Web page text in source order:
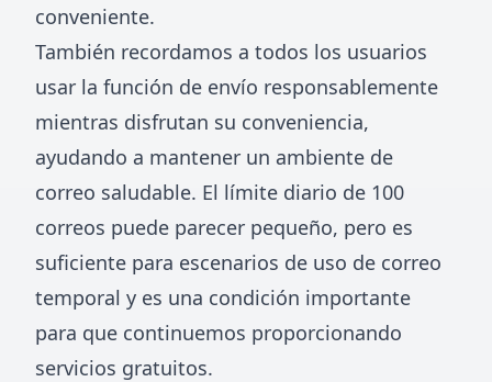
conveniente.
También recordamos a todos los usuarios
usar la función de envío responsablemente
mientras disfrutan su conveniencia,
ayudando a mantener un ambiente de
correo saludable. El límite diario de 100
correos puede parecer pequeño, pero es
suficiente para escenarios de uso de correo
temporal y es una condición importante
para que continuemos proporcionando
servicios gratuitos.